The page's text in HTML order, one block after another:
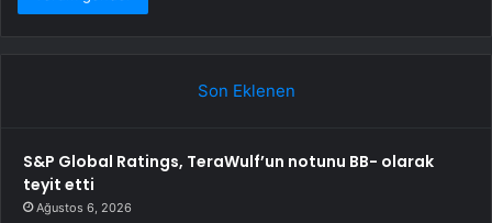
Son Eklenen
S&P Global Ratings, TeraWulf’un notunu BB- olarak
teyit etti
Ağustos 6, 2026